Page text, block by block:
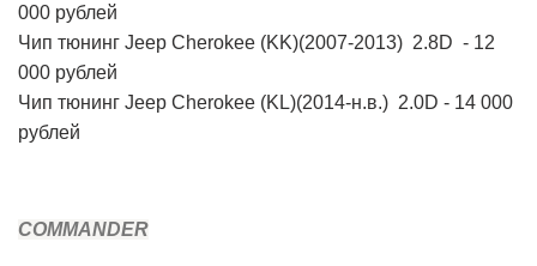
000 рублей
Чип тюнинг Jeep Cherokee (KK)(2007-2013) 2.8D - 12
000 рублей
Чип тюнинг Jeep Cherokee (KL)(2014-н.в.) 2.0D - 14 000
рублей
COMMANDER